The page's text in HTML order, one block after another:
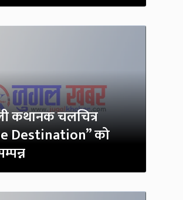
कथानक चलचित्र
Destination” को